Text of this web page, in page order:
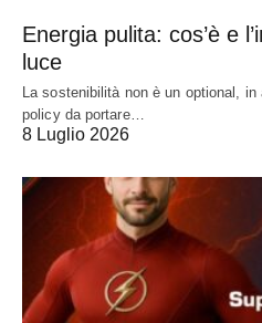
Energia pulita: cos’è e
luce
La sostenibilità non è un optional,
policy da portare…
8 Luglio 2026